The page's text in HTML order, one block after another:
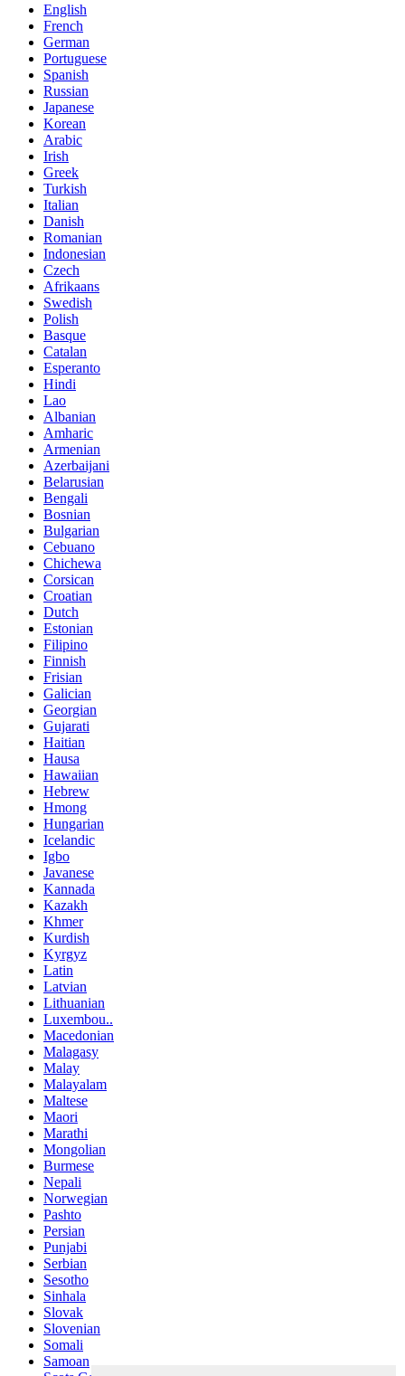
English
French
German
Portuguese
Spanish
Russian
Japanese
Korean
Arabic
Irish
Greek
Turkish
Italian
Danish
Romanian
Indonesian
Czech
Afrikaans
Swedish
Polish
Basque
Catalan
Esperanto
Hindi
Lao
Albanian
Amharic
Armenian
Azerbaijani
Belarusian
Bengali
Bosnian
Bulgarian
Cebuano
Chichewa
Corsican
Croatian
Dutch
Estonian
Filipino
Finnish
Frisian
Galician
Georgian
Gujarati
Haitian
Hausa
Hawaiian
Hebrew
Hmong
Hungarian
Icelandic
Igbo
Javanese
Kannada
Kazakh
Khmer
Kurdish
Kyrgyz
Latin
Latvian
Lithuanian
Luxembou..
Macedonian
Malagasy
Malay
Malayalam
Maltese
Maori
Marathi
Mongolian
Burmese
Nepali
Norwegian
Pashto
Persian
Punjabi
Serbian
Sesotho
Sinhala
Slovak
Slovenian
Somali
Samoan